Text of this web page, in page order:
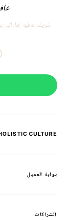
شريك عافية إماراتي
HOLISTIC CULTURE
بوابة العميل
الشراكات